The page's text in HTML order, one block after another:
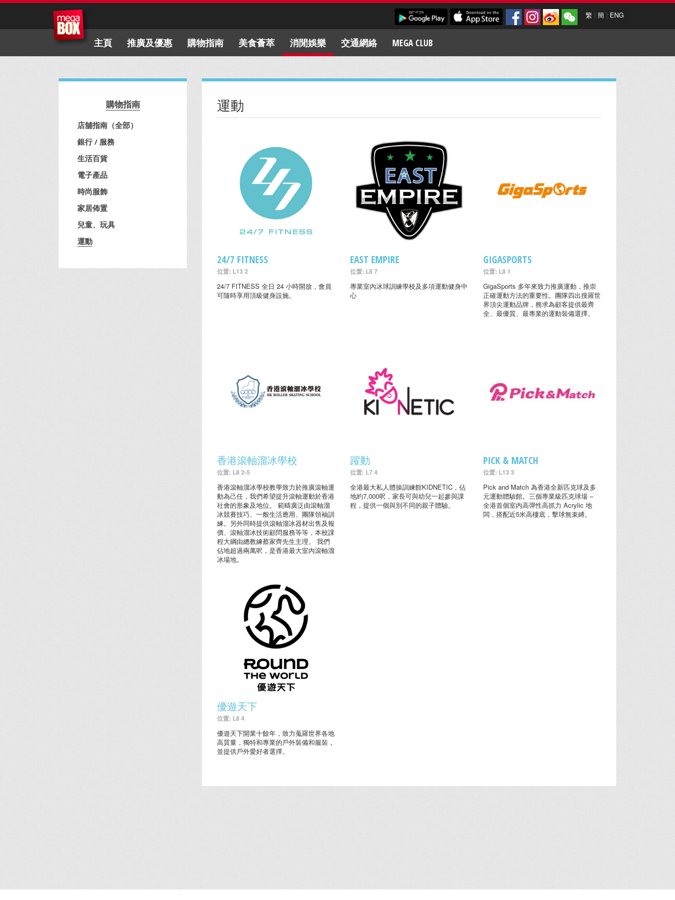
繁 | 簡 | ENG
主頁 推廣及優惠 購物指南 美食薈萃 消閒娛樂 交通網絡 MEGA CLUB
購物指南
店舖指南（全部）
銀行 / 服務
生活百貨
電子產品
時尚服飾
家居佈置
兒童、玩具
運動
運動
24/7 FITNESS
位置: L13 2
24/7 FITNESS 全日 24 小時開放，會員
可隨時享用頂級健身設施。
EAST EMPIRE
位置: L8 7
專業室內冰球訓練學校及多項運動健身中
心
GIGASPORTS
位置: L8 1
GigaSports 多年來致力推廣運動，推崇
正確運動方法的重要性。團隊四出搜羅世
界頂尖運動品牌，務求為顧客提供最齊
全、最優質、最專業的運動裝備選擇。
香港滾軸溜冰學校
位置: L8 2-5
香港滾軸溜冰學校教學致力於推廣滾軸運
動為己任，我們希望提升滾軸運動於香港
社會的形象及地位。 範疇廣泛由滾軸溜
冰競賽技巧、一般生活應用、團隊領袖訓
練。另外同時提供滾軸溜冰器材出售及報
價、滾軸溜冰技術顧問服務等等，本校課
程大綱由總教練蔡家齊先生主理。 我們
佔地超過兩萬呎，是香港最大室內滾軸溜
冰場地。
躍動
位置: L7 4
全港最大私人體操訓練館KIDNETIC，佔
地約7,000呎，家長可與幼兒一起參與課
程，提供一個與別不同的親子體驗。
PICK & MATCH
位置: L13 3
Pick and Match 為香港全新匹克球及多
元運動體驗館。三個專業級匹克球場 –
全港首個室内高彈性高抓力 Acrylic 地
闆，搭配近5米高樓底，擊球無束縛。
優遊天下
位置: L8 4
優遊天下開業十餘年，致力蒐羅世界各地
高質量，獨特和專業的戶外裝備和服裝，
並提供戶外愛好者選擇。